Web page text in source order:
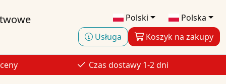
Polski
Polska
Usługa
Koszyk na zakupy
Czas dostawy 1-2 dni